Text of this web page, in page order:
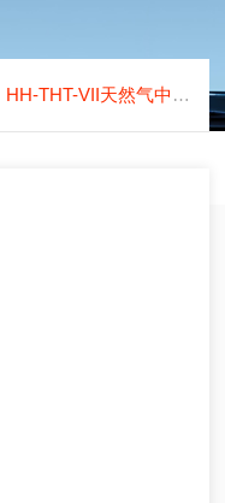
HH-THT-VII天然气中四氢噻吩测定色谱柱应用岛津